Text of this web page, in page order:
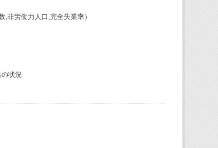
非労働力人口,完全失業率）
状況